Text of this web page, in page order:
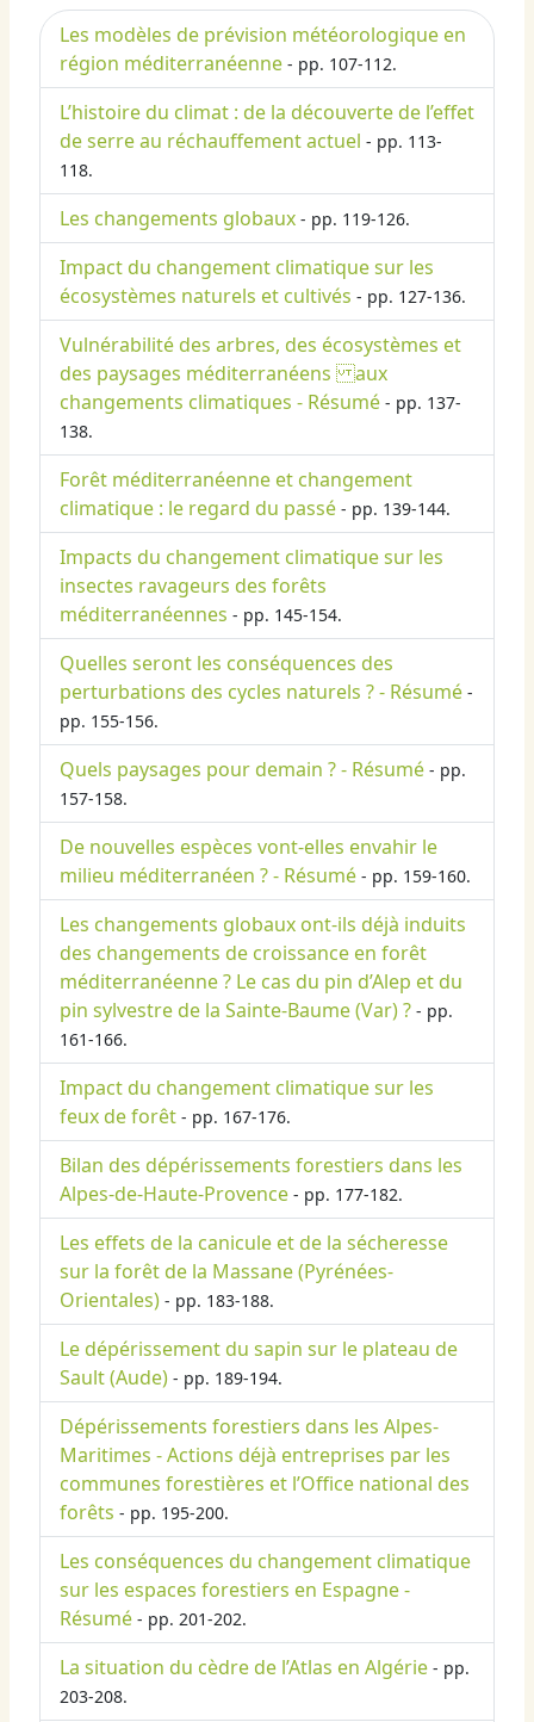
Les modèles de prévision météorologique en
région méditerranéenne - pp. 107-112.
L’histoire du climat : de la découverte de l’effet
de serre au réchauffement actuel - pp. 113-
118.
Les changements globaux - pp. 119-126.
Impact du changement climatique sur les
écosystèmes naturels et cultivés - pp. 127-136.
Vulnérabilité des arbres, des écosystèmes et
des paysages méditerranéens aux
changements climatiques - Résumé - pp. 137-
138.
Forêt méditerranéenne et changement
climatique : le regard du passé - pp. 139-144.
Impacts du changement climatique sur les
insectes ravageurs des forêts
méditerranéennes - pp. 145-154.
Quelles seront les conséquences des
perturbations des cycles naturels ? - Résumé -
pp. 155-156.
Quels paysages pour demain ? - Résumé - pp.
157-158.
De nouvelles espèces vont-elles envahir le
milieu méditerranéen ? - Résumé - pp. 159-160.
Les changements globaux ont-ils déjà induits
des changements de croissance en forêt
méditerranéenne ? Le cas du pin d’Alep et du
pin sylvestre de la Sainte-Baume (Var) ? - pp.
161-166.
Impact du changement climatique sur les
feux de forêt - pp. 167-176.
Bilan des dépérissements forestiers dans les
Alpes-de-Haute-Provence - pp. 177-182.
Les effets de la canicule et de la sécheresse
sur la forêt de la Massane (Pyrénées-
Orientales) - pp. 183-188.
Le dépérissement du sapin sur le plateau de
Sault (Aude) - pp. 189-194.
Dépérissements forestiers dans les Alpes-
Maritimes - Actions déjà entreprises par les
communes forestières et l’Office national des
forêts - pp. 195-200.
Les conséquences du changement climatique
sur les espaces forestiers en Espagne -
Résumé - pp. 201-202.
La situation du cèdre de l’Atlas en Algérie - pp.
203-208.